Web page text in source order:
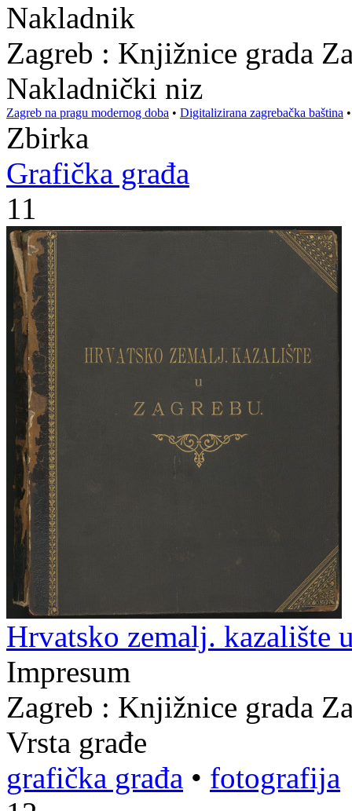
Nakladnik
Zagreb : Knjižnice grada
Nakladnički niz
Zagreb na pragu modernog doba • Digitalizirana zagrebačka baština
Zbirka
Grafička građa
11
Hrvatsko zemalj. kazalište
Impresum
Zagreb : Knjižnice grada
Vrsta građe
grafička građa • fotografija